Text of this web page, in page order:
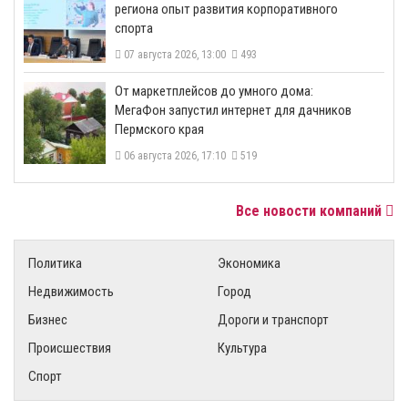
региона опыт развития корпоративного
спорта
07 августа 2026, 13:00 493
От маркетплейсов до умного дома:
МегаФон запустил интернет для дачников
Пермского края
06 августа 2026, 17:10 519
Все новости компаний
Политика
Экономика
Недвижимость
Город
Бизнес
Дороги и транспорт
Происшествия
Культура
Спорт